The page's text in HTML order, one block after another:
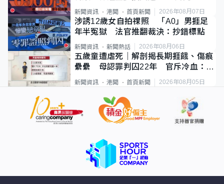
新聞資訊 港聞 首頁新聞 2026年08月07日
涉誘12歲女自拍祼照 「A0」男捱足
年半冤獄 法官推翻裁決：抄錯標點
新聞資訊 新聞熱話 2026年08月06日
五歲童遭虐死｜解剖揭長期捱餓、傷痕
纍纍 母認罪判囚22年 官斥冷血：同
類案最惡劣
新聞資訊 港聞 首頁新聞 2026年08月05日